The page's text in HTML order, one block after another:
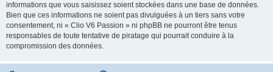
informations que vous saisissez soient stockées dans une base de données.
Bien que ces informations ne soient pas divulguées à un tiers sans votre
consentement, ni « Clio V6 Passion » ni phpBB ne pourront être tenus
responsables de toute tentative de piratage qui pourrait conduire à la
compromission des données.